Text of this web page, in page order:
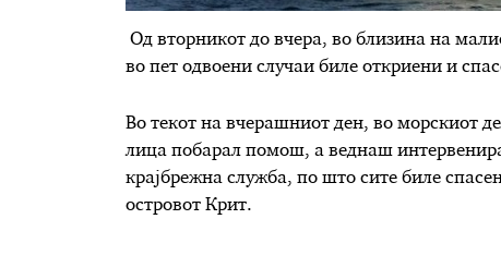
Од вторникот до вчера, во близина на
во пет одвоени случаи биле откриени и
Во текот на вчерашниот ден, во морскиот
лица побарал помош, а веднаш
крајбрежна служба, по што сите биле
островот Крит.